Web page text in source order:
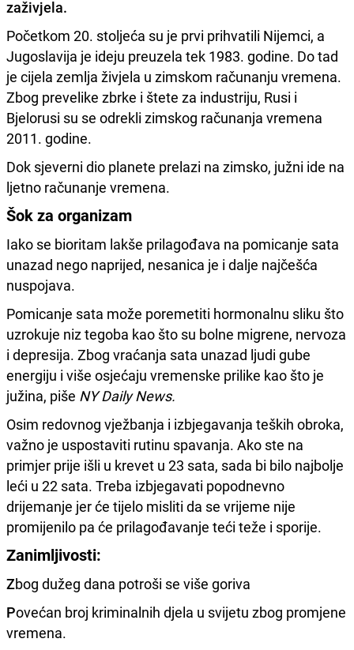
zaživjela.
Početkom 20. stoljeća su je prvi prihvatili Nijemci, a
Jugoslavija je ideju preuzela tek 1983. godine. Do tad
je cijela zemlja živjela u zimskom računanju vremena.
Zbog prevelike zbrke i štete za industriju, Rusi i
Bjelorusi su se odrekli zimskog računanja vremena
2011. godine.
Dok sjeverni dio planete prelazi na zimsko, južni ide na
ljetno računanje vremena.
Šok za organizam
Iako se bioritam lakše prilagođava na pomicanje sata
unazad nego naprijed, nesanica je i dalje najčešća
nuspojava.
Pomicanje sata može poremetiti hormonalnu sliku što
uzrokuje niz tegoba kao što su bolne migrene, nervoza
i depresija. Zbog vraćanja sata unazad ljudi gube
energiju i više osjećaju vremenske prilike kao što je
južina, piše NY Daily News.
Osim redovnog vježbanja i izbjegavanja teških obroka,
važno je uspostaviti rutinu spavanja. Ako ste na
primjer prije išli u krevet u 23 sata, sada bi bilo najbolje
leći u 22 sata. Treba izbjegavati popodnevno
drijemanje jer će tijelo misliti da se vrijeme nije
promijenilo pa će prilagođavanje teći teže i sporije.
Zanimljivosti:
Zbog dužeg dana potroši se više goriva
Povećan broj kriminalnih djela u svijetu zbog promjene
vremena.